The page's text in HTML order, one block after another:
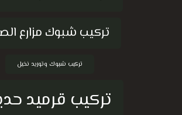
تركيب شبوك مزارع
تركيب شبوك وتوريد نخيل
تركيب قرميد